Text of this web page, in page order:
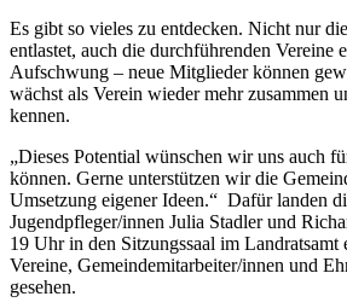
Es gibt so vieles zu entdecken. Nicht nur
entlastet, auch die durchführenden Vereine
Aufschwung – neue Mitglieder können
wächst als Verein wieder mehr zusammen
kennen.
„Dieses Potential wünschen wir uns auch
können. Gerne unterstützen wir die
Umsetzung eigener Ideen.“ Dafür landen
Jugendpfleger/innen Julia Stadler und
19 Uhr in den Sitzungssaal im Landratsamt
Vereine, Gemeindemitarbeiter/innen und
gesehen.